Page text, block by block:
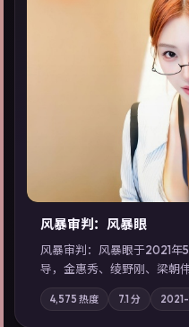
风暴审判：风暴眼
风暴审判：风暴眼于2021年
导，金惠秀、绫野刚、梁朝
边境小镇的平静被一封匿名
质；站内亦可通过「国产免
4,575 热度 7.1分